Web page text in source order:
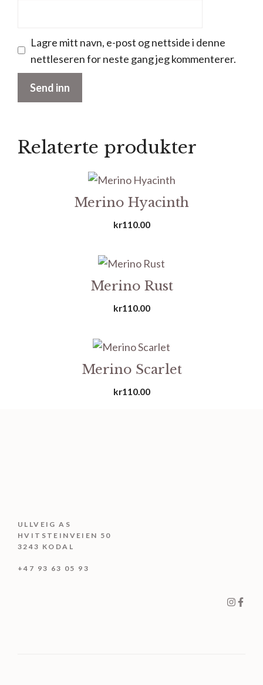
Lagre mitt navn, e-post og nettside i denne
nettleseren for neste gang jeg kommenterer.
Relaterte produkter
Merino Hyacinth
kr110.00
Merino Rust
kr110.00
Merino Scarlet
kr110.00
ULLVEIG AS
HVITSTEINVEIEN 50
3243 KODAL
+47 93 63 05 93